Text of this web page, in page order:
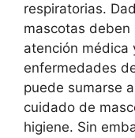
respiratorias.
mascotas deben
atención médica
enfermedades
puede sumarse
cuidado de
higiene. Sin